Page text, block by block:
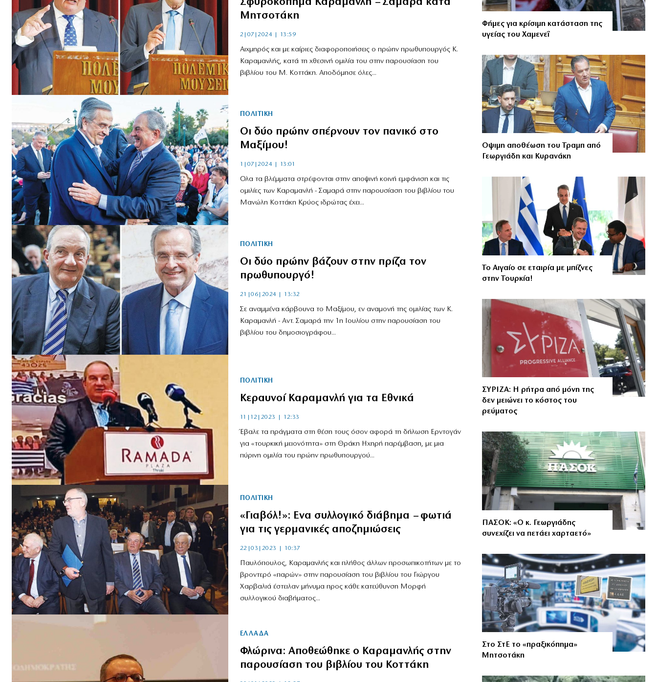
Μητσοτάκη
2|07|2024 | 13:59
Αιχμηρός και με καίριες διαφοροποιήσεις ο πρώην πρωθυπουργός Κ.
Καραμανλής, κατά τη χθεσινή ομιλία του στην παρουσίαση του
βιβλίου του Μ. Κοττάκη. Αποδόμησε όλες...
ΠΟΛΙΤΙΚΗ
Οι δύο πρώην σπέρνουν τον πανικό στο
Μαξίμου!
1|07|2024 | 13:01
Ολα τα βλέμματα στρέφονται στην αποψινή κοινή εμφάνιση και τις
ομιλίες των Καραμανλή - Σαμαρά στην παρουσίαση του βιβλίου του
Μανώλη Κοττάκη Κρύος ιδρώτας έχει...
ΠΟΛΙΤΙΚΗ
Οι δύο πρώην βάζουν στην πρίζα τον
πρωθυπουργό!
21|06|2024 | 13:32
Σε αναμμένα κάρβουνα το Μαξίμου, εν αναμονή της ομιλίας των Κ.
Καραμανλή - Αντ. Σαμαρά την 1η Ιουλίου στην παρουσίαση του
βιβλίου του δημοσιογράφου...
ΠΟΛΙΤΙΚΗ
Κεραυνοί Καραμανλή για τα Εθνικά
11|12|2023 | 12:33
Έβαλε τα πράγματα στη θέση τους όσον αφορά τη δήλωση Ερντογάν
για «τουρκική μειονότητα» στη Θράκη Ηχηρή παρέμβαση, με μια
πύρινη ομιλία του πρώην πρωθυπουργού...
ΠΟΛΙΤΙΚΗ
«Γιαβόλ!»: Ενα συλλογικό διάβημα – φωτιά
για τις γερμανικές αποζημιώσεις
22|03|2023 | 10:37
Παυλόπουλος, Καραμανλής και πλήθος άλλων προσωπικοτήτων με το
βροντερό «παρών» στην παρουσίαση του βιβλίου του Γιώργου
Χαρβαλιά έστειλαν μήνυμα προς κάθε κατεύθυνση Μορφή
συλλογικού διαβήματος...
ΕΛΛΑΔΑ
Φλώρινα: Αποθεώθηκε ο Καραμανλής στην
παρουσίαση του βιβλίου του Κοττάκη
Φήμες για κρίσιμη κατάσταση της
υγείας του Χαμενεΐ
Οψιμη αποθέωση του Τραμπ από
Γεωργιάδη και Κυρανάκη
Το Αιγαίο σε εταιρία με μπίζνες
στην Τουρκία!
ΣΥΡΙΖΑ: Η ρήτρα από μόνη της
δεν μειώνει το κόστος του
ρεύματος
ΠΑΣΟΚ: «Ο κ. Γεωργιάδης
συνεχίζει να πετάει χαρταετό»
Στο ΣτΕ το «πραξικόπημα»
Μητσοτάκη